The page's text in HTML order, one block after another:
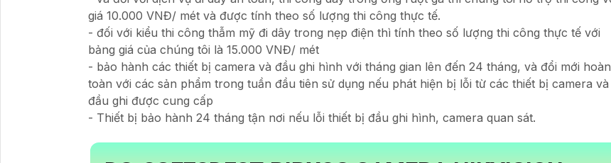
giá 10.000 VNĐ/ mét và được tính theo số lượng thi công thực tế.
- đối với kiểu thi công thẫm mỹ đi dây trong nẹp điện thì tính theo số lượng thi công thực tế với
bảng giá của chúng tôi là 15.000 VNĐ/ mét
- bảo hành các thiết bị camera và đầu ghi hình với tháng gian lên đến 24 tháng, và đổi mới hoàn
toàn với các sản phẩm trong tuần đầu tiên sử dụng nếu phát hiện bị lỗi từ các thiết bị camera và
đầu ghi được cung cấp
- Thiết bị bảo hành 24 tháng tận nơi nếu lỗi thiết bị đầu ghi hình, camera quan sát.